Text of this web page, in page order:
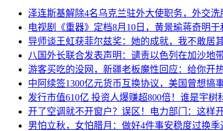
泽连斯基解除4名乌克兰驻外大使职务，外交洗
电视剧《重器》定档8月10日，黄景瑜蒋奇明
导师谈王虹获菲尔兹奖：她的成就，我不敢居
八国外长联合发表声明：谴责以色列在加沙地
游客买吃的没网，新疆老板魔性回应：给你开
中阿续签1300亿元货币互换协议，美国曾想搞
发行市值610亿 投资人爆赚超800倍！谁是宇树
开了空调就不开窗户？误区！电力部门：这样
男怕立秋，女怕腊月：做好4件事安稳度过换季